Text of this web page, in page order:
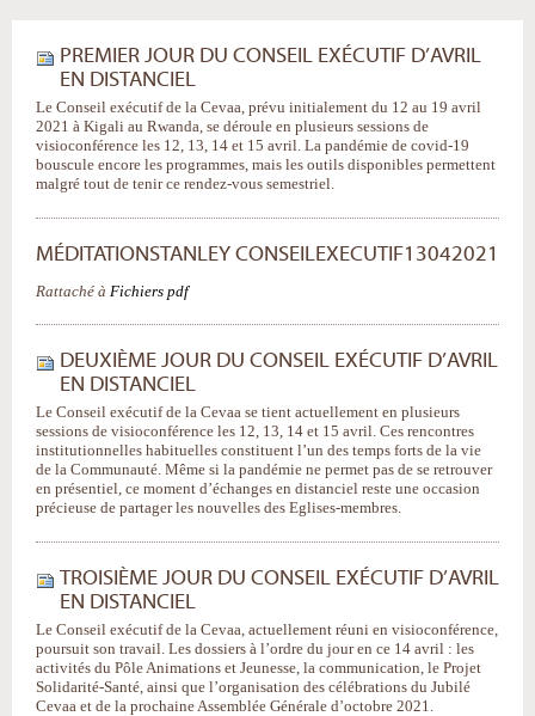
PREMIER JOUR DU CONSEIL EXÉCUTIF D’AVRIL
EN DISTANCIEL
Le Conseil exécutif de la Cevaa, prévu initialement du 12 au 19 avril
2021 à Kigali au Rwanda, se déroule en plusieurs sessions de
visioconférence les 12, 13, 14 et 15 avril. La pandémie de covid-19
bouscule encore les programmes, mais les outils disponibles permettent
malgré tout de tenir ce rendez-vous semestriel.
MÉDITATIONSTANLEY CONSEILEXECUTIF13042021
Rattaché à Fichiers pdf
DEUXIÈME JOUR DU CONSEIL EXÉCUTIF D’AVRIL
EN DISTANCIEL
Le Conseil exécutif de la Cevaa se tient actuellement en plusieurs
sessions de visioconférence les 12, 13, 14 et 15 avril. Ces rencontres
institutionnelles habituelles constituent l’un des temps forts de la vie
de la Communauté. Même si la pandémie ne permet pas de se retrouver
en présentiel, ce moment d’échanges en distanciel reste une occasion
précieuse de partager les nouvelles des Eglises-membres.
TROISIÈME JOUR DU CONSEIL EXÉCUTIF D’AVRIL
EN DISTANCIEL
Le Conseil exécutif de la Cevaa, actuellement réuni en visioconférence,
poursuit son travail. Les dossiers à l’ordre du jour en ce 14 avril : les
activités du Pôle Animations et Jeunesse, la communication, le Projet
Solidarité-Santé, ainsi que l’organisation des célébrations du Jubilé
Cevaa et de la prochaine Assemblée Générale d’octobre 2021.